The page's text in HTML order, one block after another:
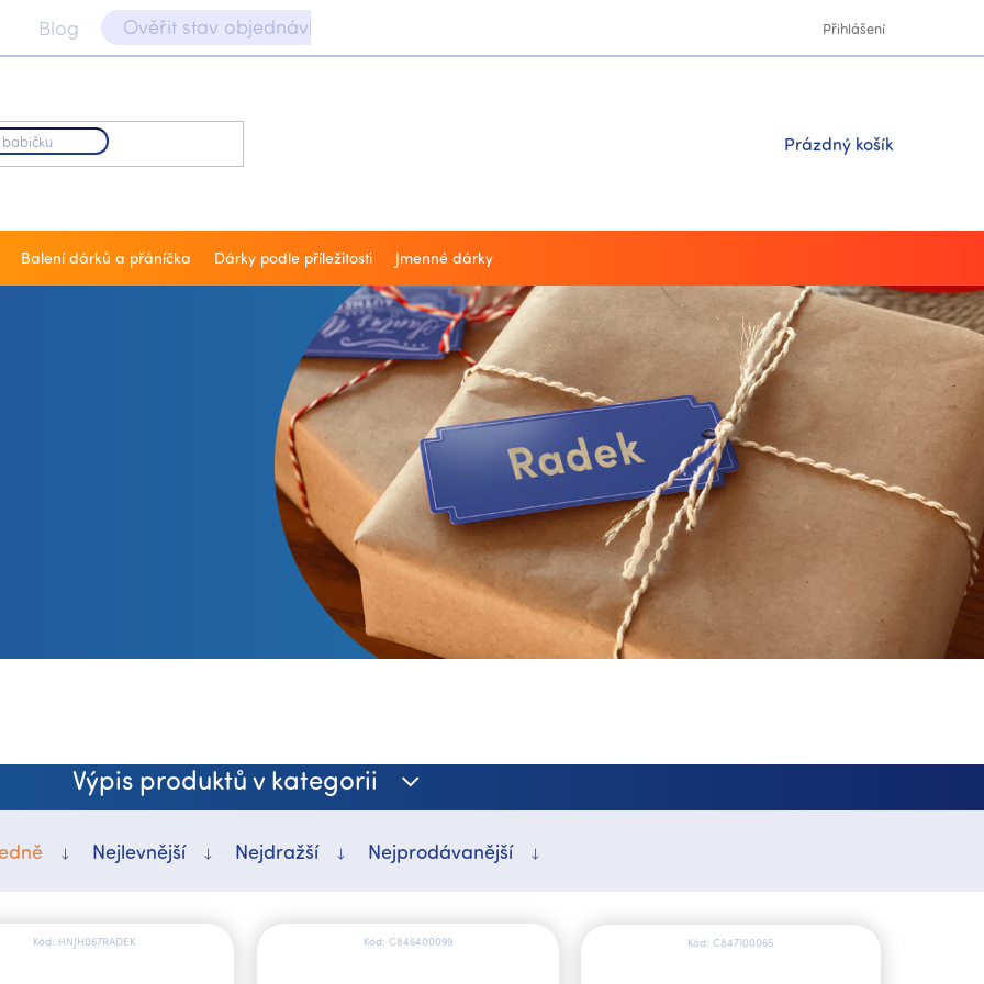
Blog Ověřit stav objednávky 📝 Přihlášení
Nákupní
Prázdný košík
Balení dárků a přáníčka Dárky podle příležitosti Jmenné dárky
Výpis produktů v kategorii
Nejlevnější Nejdražší Nejprodávanější
Kód: HNJH067RADEK Kód: C846400099 Kód: C847100065